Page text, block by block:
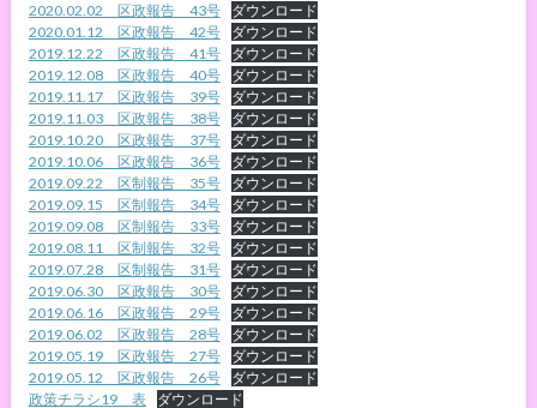
2020.02.02 区政報告 43号
ダウンロード
2020.01.12 区政報告 42号
ダウンロード
2019.12.22 区政報告 41号
ダウンロード
2019.12.08 区政報告 40号
ダウンロード
2019.11.17 区政報告 39号
ダウンロード
2019.11.03 区政報告 38号
ダウンロード
2019.10.20 区政報告 37号
ダウンロード
2019.10.06 区政報告 36号
ダウンロード
2019.09.22 区制報告 35号
ダウンロード
2019.09.15 区制報告 34号
ダウンロード
2019.09.08 区制報告 33号
ダウンロード
2019.08.11 区制報告 32号
ダウンロード
2019.07.28 区制報告 31号
ダウンロード
2019.06.30 区政報告 30号
ダウンロード
2019.06.16 区政報告 29号
ダウンロード
2019.06.02 区政報告 28号
ダウンロード
2019.05.19 区政報告 27号
ダウンロード
2019.05.12 区政報告 26号
ダウンロード
政策チラシ19 表
ダウンロード